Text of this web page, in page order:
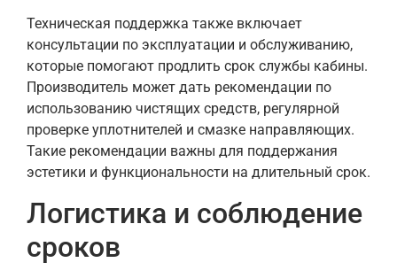
Техническая поддержка также включает
консультации по эксплуатации и обслуживанию,
которые помогают продлить срок службы кабины.
Производитель может дать рекомендации по
использованию чистящих средств, регулярной
проверке уплотнителей и смазке направляющих.
Такие рекомендации важны для поддержания
эстетики и функциональности на длительный срок.
Логистика и соблюдение
сроков